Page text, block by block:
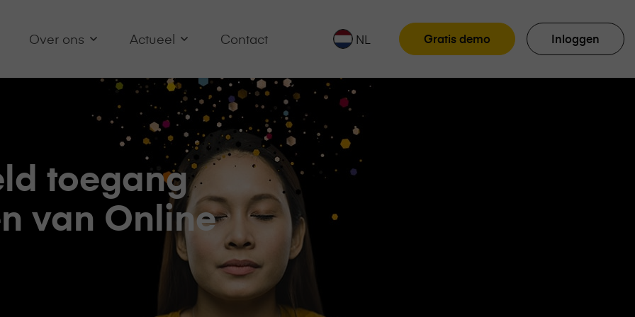
Over ons Actueel Contact NL Gratis demo Inloggen
toegang
van Online